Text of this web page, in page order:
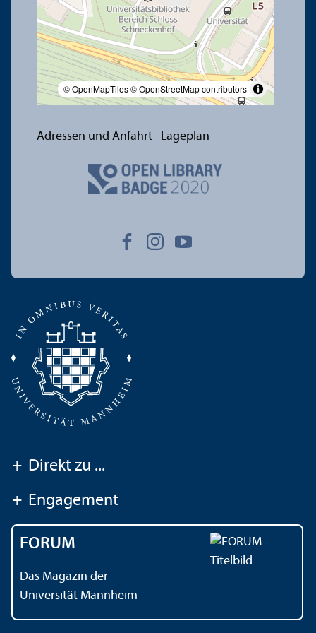
© OpenMapTiles© OpenStreetMap contributors
Adressen und Anfahrt Lageplan
+ Direkt zu ...
+ Engagement
FORUM
Das Magazin der
Universität Mannheim